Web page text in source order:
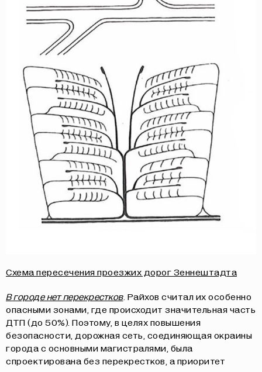
Схема пересечения проезжих дорог Зеннештадта
В городе нет перекрестков. Райхов считал их особенно
опасными зонами, где происходит значительная часть
ДТП (до 50%). Поэтому, в целях повышения
безопасности, дорожная сеть, соединяющая окраины
города с основными магистралями, была
спроектирована без перекрестков, а приоритет